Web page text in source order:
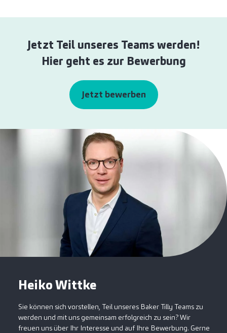
Jetzt Teil unseres Teams werden!
Hier geht es zur Bewerbung
Jetzt bewerben
Heiko Wittke
Sie können sich vorstellen, Teil unseres Baker Tilly Teams zu
werden und mit uns gemeinsam erfolgreich zu sein? Wir
freuen uns über Ihr Interesse und auf Ihre Bewerbung. Gerne